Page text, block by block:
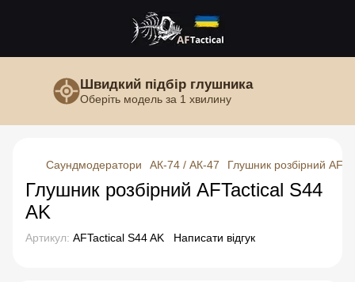
Швидкий підбір глушника
Оберіть модель за 1 хвилину
Саундмодератори АК-74 / АК-47 Глушник розбірний
Глушник розбірний AFTactical S44
AK
Артикул: AFTactical S44 AK Написати відгук